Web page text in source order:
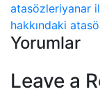
atasözleriyanar
hakkındaki
Yorumlar
Leave a